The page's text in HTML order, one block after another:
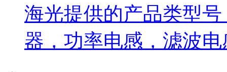
海光提供的产品类型
器，功率电感，滤波电